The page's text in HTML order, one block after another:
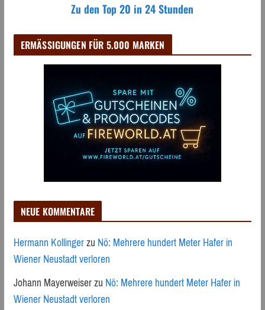
Zu den Top 20 in 24 Stunden
ERMÄSSIGUNGEN FÜR 5.000 MARKEN
NEUE KOMMENTARE
Hermann KollingerzuNö: Mehrere hundert Meter Hafer in
Wiener Neustadt verloren
Johann MayerweiserzuNö: Mehrere hundert Meter Hafer in
Wiener Neustadt verloren